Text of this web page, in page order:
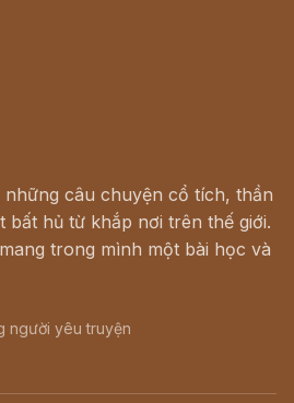
những câu chuyện cổ tích, thần
bất hủ từ khắp nơi trên thế giới.
trong mình một bài học và
người yêu truyện